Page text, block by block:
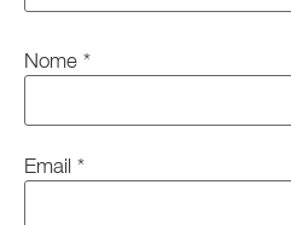
Nome *
Email *